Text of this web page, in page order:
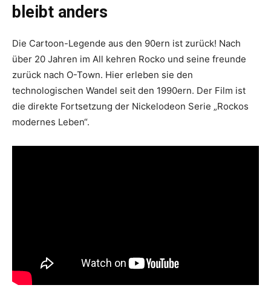
bleibt anders
Die Cartoon-Legende aus den 90ern ist zurück! Nach
über 20 Jahren im All kehren Rocko und seine freunde
zurück nach O-Town. Hier erleben sie den
technologischen Wandel seit den 1990ern. Der Film ist
die direkte Fortsetzung der Nickelodeon Serie „Rockos
modernes Leben“.